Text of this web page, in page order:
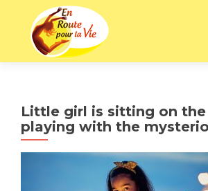
Little girl is sitting on the
playing with the